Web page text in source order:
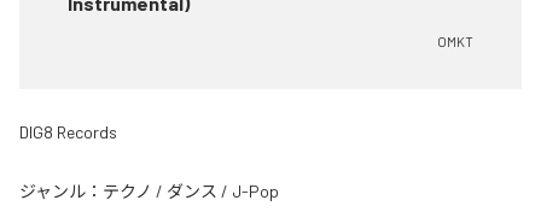
OMKT
DIG8 Records
ジャンル： テクノ / ダンス / J-Pop